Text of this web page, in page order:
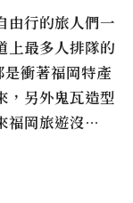
由行的旅人們一
上最多人排隊的
衝著福岡特產
，另外鬼瓦造型
福岡旅遊沒…